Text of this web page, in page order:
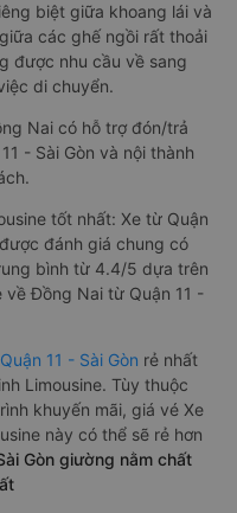
biệt giữa khoang lái và
các ghế ngồi rất thoải
được nhu cầu về sang
di chuyển.
Nai có hỗ trợ đón/trả
- Sài Gòn và nội thành
tốt nhất: Xe từ Quận
đánh giá chung có
bình từ 4.4/5 dựa trên
về Đồng Nai từ Quận 11 -
11 - Sài Gòn rẻ nhất
Limousine. Tùy thuộc
khuyến mãi, giá vé Xe
này có thể sẽ rẻ hơn
Gòn giường nằm chất